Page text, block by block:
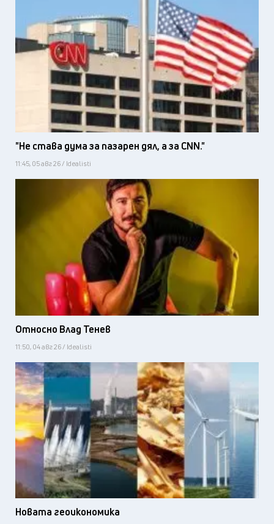
"Не става дума за пазарен дял, а за CNN."
11:45, 05 авг 26 / Idealisti
Относно Влад Тенев
11:50, 04 авг 26 / Idealisti
Новата геоикономика